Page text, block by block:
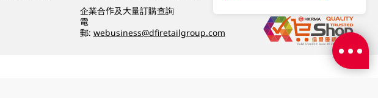
企業合作及大量訂購查詢
電
郵: webusiness@dfiretailgroup.com